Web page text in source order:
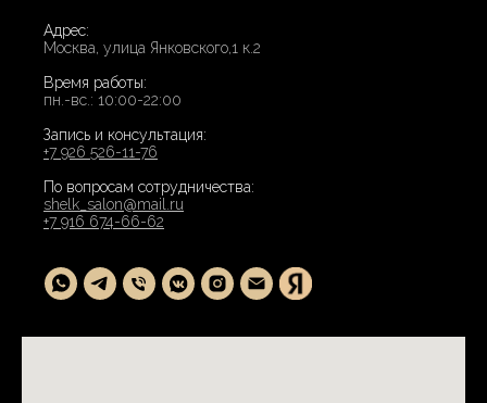
Адрес:
Москва, улица Янковского,1 к.2
Время работы:
пн.-вс.: 10:00-22:00
Запись и консультация:
+7 926 526-11-76
По вопросам сотрудничества:
shelk_salon@mail.ru
+7 916 674-66-62